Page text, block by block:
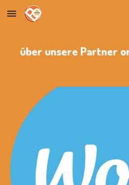
Skip to main content
über unsere Partner